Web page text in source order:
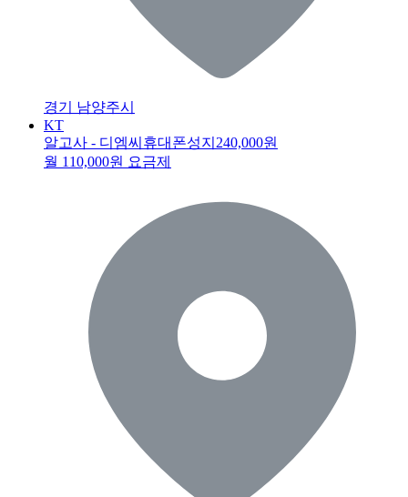
경기 남양주시
KT
알고사 - 디엠씨휴대폰성지 240,000원
월 110,000원 요금제